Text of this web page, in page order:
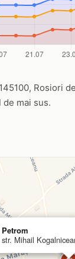
Rosiori
mai sus.
Petrom
str. Mihail